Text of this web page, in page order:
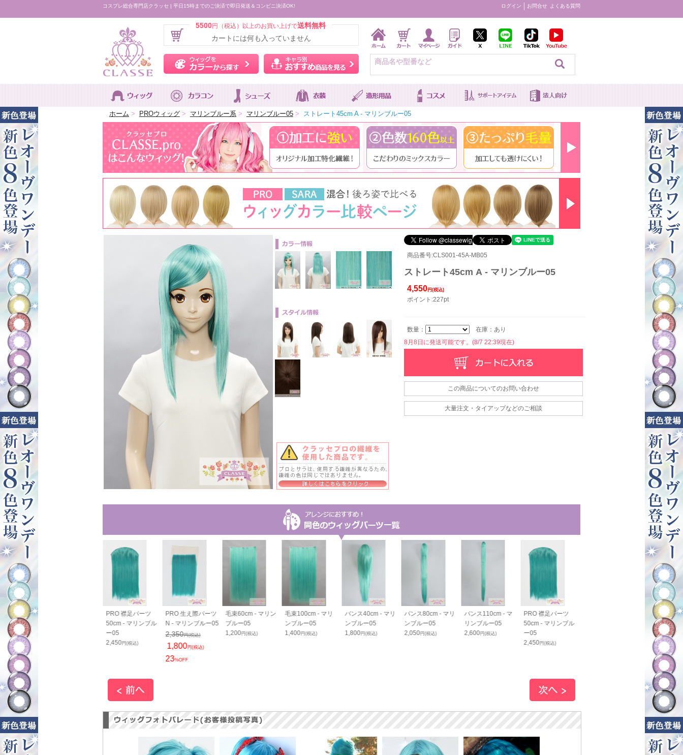
コスプレ総合専門店クラッセ | 平日15時までのご決済で即日発送＆コンビニ決済OK! ログイン お問合せ よくある質問
5500円（税込）以上のお買い上げで送料無料
カートには何も入っていません
ウィッグをカラーから探す キャラ別おすすめ商品を見る
ホーム > PROウィッグ > マリンブルー系 > マリンブルー05 > ストレート45cm A - マリンブルー05
商品番号:CLS001-45A-MB05
ストレート45cm A - マリンブルー05
4,550 円(税込)
ポイント:227pt
数量：
在庫：あり
8月8日に発送可能です。(8/7 22:39現在)
この商品についてのお問い合わせ
大量注文・タイアップなどのご相談
80cm - マリ
ー05
円(税込)
PRO 襟足パーツ
50cm - マリンブル
ー05
2,450 円(税込)
PRO 生え際パーツ
N - マリンブルー05
2,350円(税込)
1,800円(税込)
23%OFF
毛束60cm - マリン
ブルー05
1,200 円(税込)
毛束100cm - マリ
ンブルー05
1,400 円(税込)
バンス40cm - マリ
ンブルー05
1,800 円(税込)
バンス80cm - マリ
ンブルー05
2,050 円(税込)
バンス110cm - マ
リンブルー05
2,600 円(税込)
PRO 襟足パーツ
50cm - マリンブル
ー05
2,450 円(税込)
毛束60cm -
ブルー05
1,200円(税込)